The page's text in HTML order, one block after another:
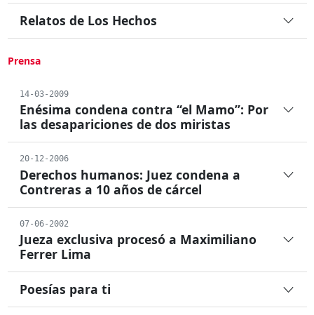
Relatos de Los Hechos
Prensa
14-03-2009
Enésima condena contra “el Mamo”: Por
las desapariciones de dos miristas
20-12-2006
Derechos humanos: Juez condena a
Contreras a 10 años de cárcel
07-06-2002
Jueza exclusiva procesó a Maximiliano
Ferrer Lima
Poesías para ti